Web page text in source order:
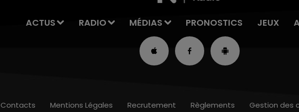
ACTUS RADIO MÉDIAS PRONOSTICS JEUX
Contacts Mentions Légales Recrutement Règlements Gestion des